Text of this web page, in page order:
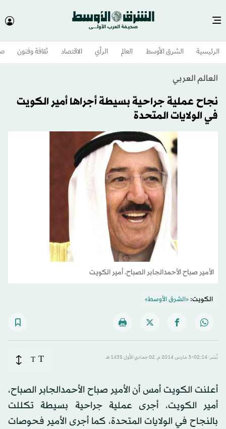
الرئيسية الشرق الأوسط​ العالم الرأي الاقتصاد ثقافة وفنون
العالم العربي
نجاح عملية جراحية بسيطة أجراها أمير الكويت
في الولايات المتحدة
الأمير صباح الأحمدالجابر الصباح، أمير الكويت
الكويت:«الشرق الأوسط»
نُشر: 02:14-3 مارس 2014 م ـ 02 جمادي الأول 1435 هـ T
T
أعلنت الكويت أمس أن الأمير صباح الأحمدالجابر الصباح،
أمير الكويت، أجرى عملية جراحية بسيطة تكللت
بالنجاح في الولايات المتحدة، كما أجرى الأمير فحوصات